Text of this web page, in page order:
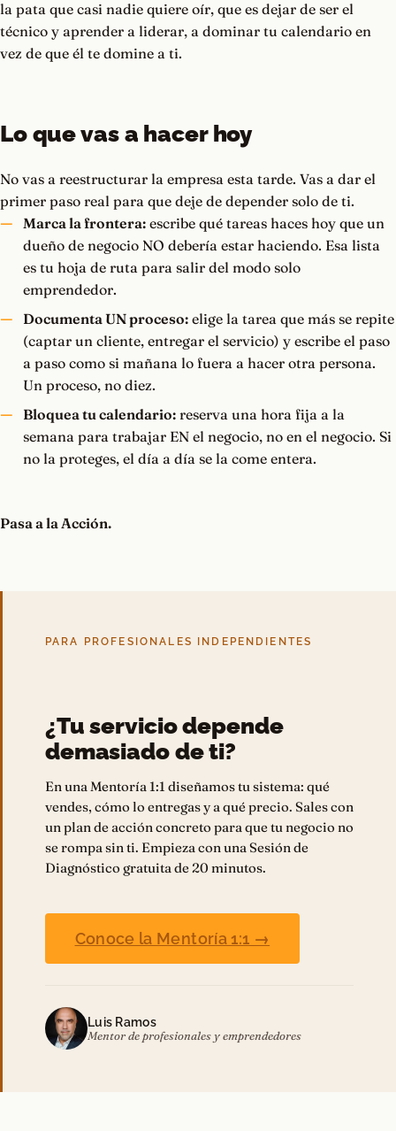
la pata que casi nadie quiere oír, que es dejar de ser el
técnico y aprender a liderar, a dominar tu calendario en
vez de que él te domine a ti.
Lo que vas a hacer hoy
No vas a reestructurar la empresa esta tarde. Vas a dar el
primer paso real para que deje de depender solo de ti.
Marca la frontera:escribe qué tareas haces hoy que un
dueño de negocio NO debería estar haciendo. Esa lista
es tu hoja de ruta para salir del modo solo
emprendedor.
Documenta UN proceso:elige la tarea que más se repite
(captar un cliente, entregar el servicio) y escribe el paso
a paso como si mañana lo fuera a hacer otra persona.
Un proceso, no diez.
Bloquea tu calendario:reserva una hora fija a la
semana para trabajar EN el negocio, no en el negocio. Si
no la proteges, el día a día se la come entera.
Pasa a la Acción.
PARA PROFESIONALES INDEPENDIENTES
¿Tu servicio depende
demasiado de ti?
En una Mentoría 1:1 diseñamos tu sistema: qué
vendes, cómo lo entregas y a qué precio. Sales con
un plan de acción concreto para que tu negocio no
se rompa sin ti. Empieza con una Sesión de
Diagnóstico gratuita de 20 minutos.
Conoce la Mentoría 1:1 →
Luis Ramos
Mentor de profesionales y emprendedores